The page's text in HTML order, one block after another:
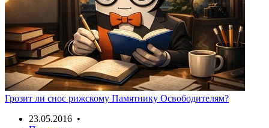
Грозит ли снос рижскому Памятнику Освободителям?
23.05.2016 •